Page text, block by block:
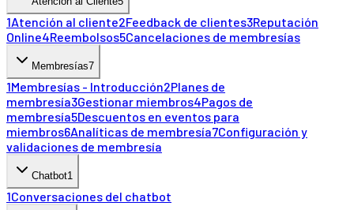
1Atención al cliente2Feedback de clientes3Reputación
Online4Reembolsos5Cancelaciones de membresías
Membresías7
1Membresías - Introducción2Planes de
membresía3Gestionar miembros4Pagos de
membresía5Descuentos en eventos para
miembros6Analíticas de membresía7Configuración y
validaciones de membresía
Chatbot1
1Conversaciones del chatbot